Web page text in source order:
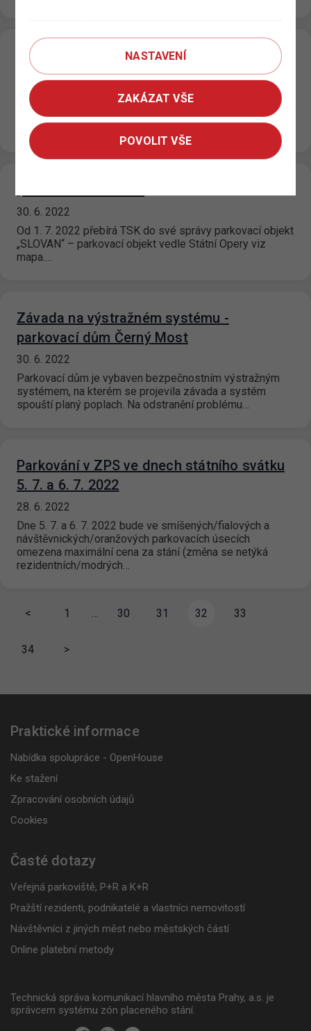
P+R postupná modernizace a úprava
parkovacího režimu II.
14. 7. 2022
Od 12. 07. 2022 je na P+R parkovištích Zličín 1; Zličín 2;
Černý Most 2 a Rajská Zahrada zaveden nový…
30. 6. 2022
Od 1. 7. 2022 přebírá TSK do své správy parkovací objekt
„SLOVAN“ – parkovací objekt vedle Státní Opery viz
mapa.…
Závada na výstražném systému -
parkovací dům Černý Most
30. 6. 2022
Parkovací dům je vybaven bezpečnostním výstražným
systémem, na kterém se projevila závada a systém
spouští planý poplach. Na odstranění problému…
Parkování v ZPS ve dnech státního svátku
5. 7. a 6. 7. 2022
28. 6. 2022
Dne 5. 7. a 6. 7. 2022 bude ve smíšených/fialových a
návštěvnických/oranžových parkovacích úsecích
omezena maximální cena za stání (změna se netýká
rezidentních/modrých…
< 1 … 30 31 32 33
34 >
Praktické informace
Nabídka spolupráce - OpenHouse
Ke stažení
Zpracování osobních údajů
Cookies
Časté dotazy
Veřejná parkoviště, P+R a K+R
Pražští rezidenti, podnikatelé a vlastníci nemovitostí
Návštěvníci z jiných měst nebo městských částí
Online platební metody
Technická správa komunikací hlavního města Prahy, a.s. je
správcem systému zón placeného stání.
NASTAVENÍ
ZAKÁZAT VŠE
POVOLIT VŠE